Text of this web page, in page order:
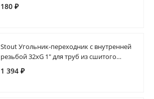
180 ₽
Stout Угольник-переходник с внутренней
резьбой 32xG 1" для труб из сшитого
полиэтилена аксиальный
1 394 ₽